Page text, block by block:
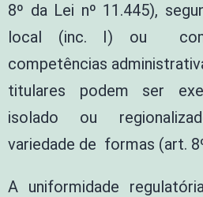
8º da Lei nº 11.445),
local (inc. I) ou
competências
titulares podem ser
isolado ou
variedade de formas (art.
A uniformidade